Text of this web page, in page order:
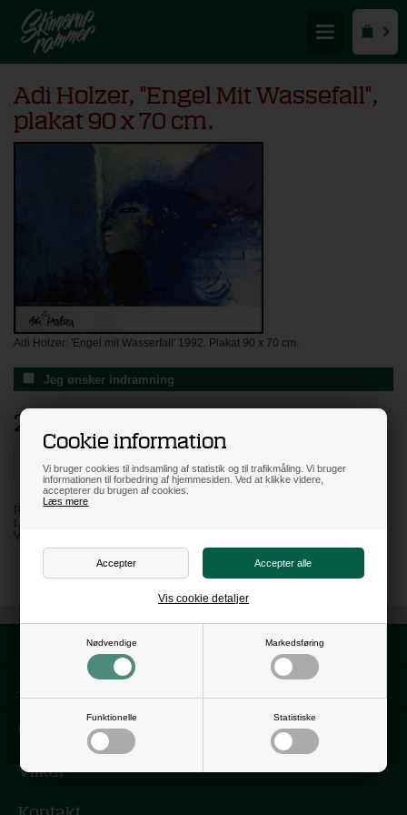
Cookie information
Vi bruger cookies til indsamling af statistik og til trafikmåling. Vi bruger
informationen til forbedring af hjemmesiden. Ved at klikke videre,
accepterer du brugen af cookies.
Læs mere
Nødvendige Markedsføring
Funktionelle Statistiske
Vis cookie detaljer
Adi Holzer, "Engel Mit Wassefall",
plakat 90 x 70 cm.
Adi Holzer: 'Engel mit Wasserfall' 1992. Plakat 90 x 70 cm.
Jeg ønsker indramning
298,00
PÅ LAGER
LEVERING: 3 HVERDAGE
VARENR:
Forside
Nyhedsbrev
Om os
Vilkår